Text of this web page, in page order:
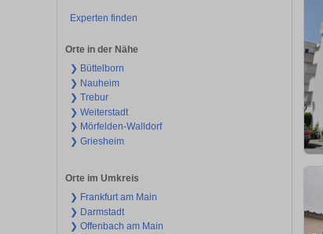
Experten finden
Orte in der Nähe
❯ Büttelborn
❯ Nauheim
❯ Trebur
❯ Weiterstadt
❯ Mörfelden-Walldorf
❯ Griesheim
Orte im Umkreis
❯ Frankfurt am Main
❯ Darmstadt
❯ Offenbach am Main